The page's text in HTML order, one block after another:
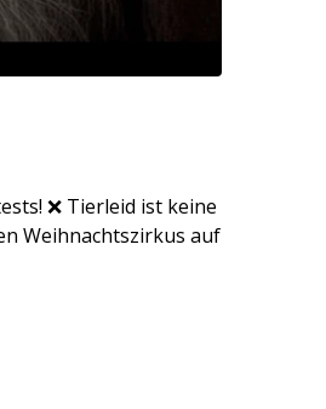
❌ Tierleid ist keine
Weihnachtszirkus auf